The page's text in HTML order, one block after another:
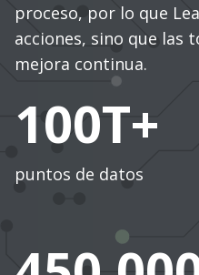
proceso, por lo que
acciones, sino que las
mejora continua.
100T+
puntos de datos